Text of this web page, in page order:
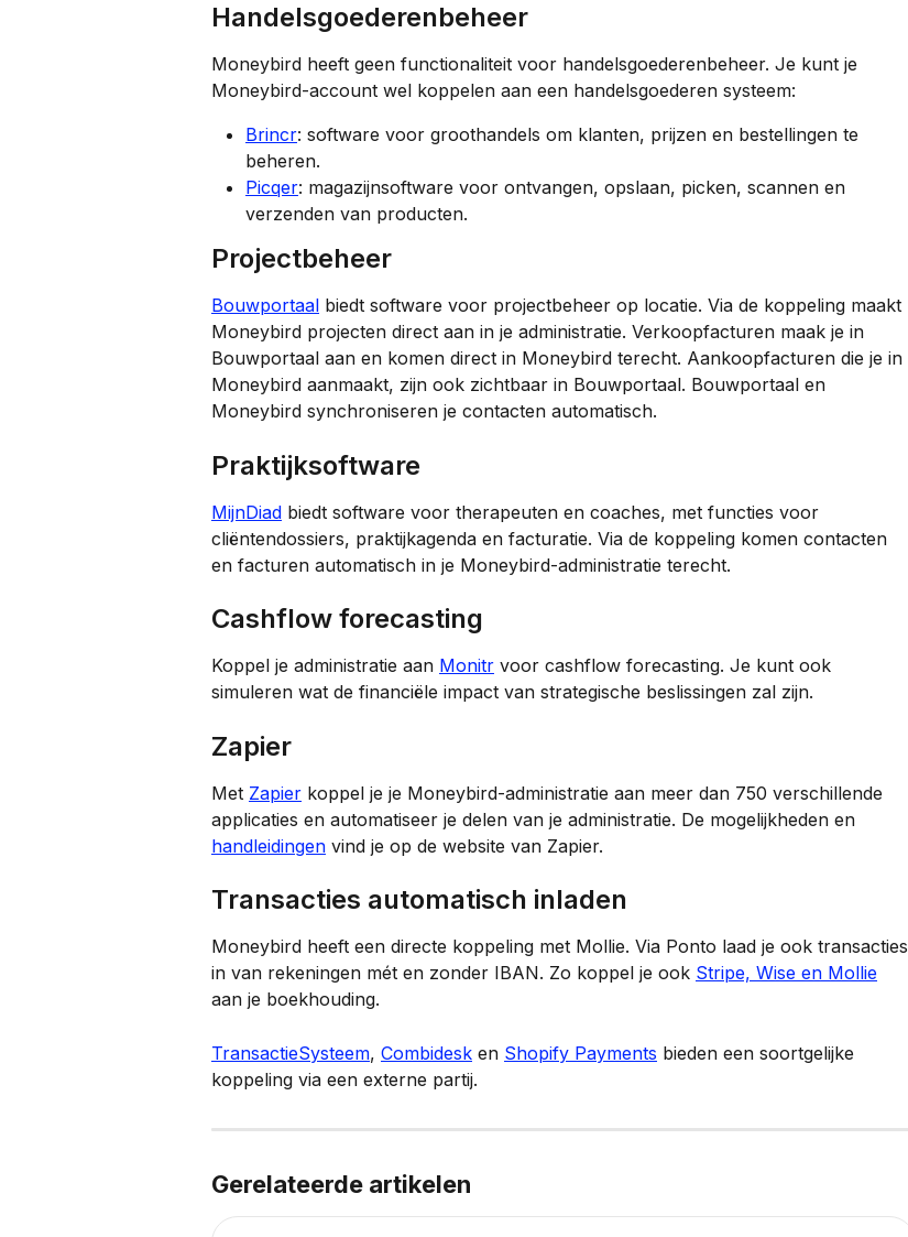
Handelsgoederenbeheer
Moneybird heeft geen functionaliteit voor handelsgoederenbeheer. Je kunt je
Moneybird-account wel koppelen aan een handelsgoederen systeem:
Brincr: software voor groothandels om klanten, prijzen en bestellingen te
beheren.
Picqer: magazijnsoftware voor ontvangen, opslaan, picken, scannen en
verzenden van producten.
Projectbeheer
Bouwportaal biedt software voor projectbeheer op locatie. Via de koppeling maakt
Moneybird projecten direct aan in je administratie. Verkoopfacturen maak je in
Bouwportaal aan en komen direct in Moneybird terecht. Aankoopfacturen die je in
Moneybird aanmaakt, zijn ook zichtbaar in Bouwportaal. Bouwportaal en
Moneybird synchroniseren je contacten automatisch.
Praktijksoftware
MijnDiad biedt software voor therapeuten en coaches, met functies voor
cliëntendossiers, praktijkagenda en facturatie. Via de koppeling komen contacten
en facturen automatisch in je Moneybird-administratie terecht.
Cashflow forecasting
Koppel je administratie aan Monitr voor cashflow forecasting. Je kunt ook
simuleren wat de financiële impact van strategische beslissingen zal zijn.
Zapier
Met Zapier koppel je je Moneybird-administratie aan meer dan 750 verschillende
applicaties en automatiseer je delen van je administratie. De mogelijkheden en
handleidingen vind je op de website van Zapier.
Transacties automatisch inladen
Moneybird heeft een directe koppeling met Mollie. Via Ponto laad je ook transacties
in van rekeningen mét en zonder IBAN. Zo koppel je ook Stripe, Wise en Mollie
aan je boekhouding.
TransactieSysteem, Combidesk en Shopify Payments bieden een soortgelijke
koppeling via een externe partij.
Gerelateerde artikelen